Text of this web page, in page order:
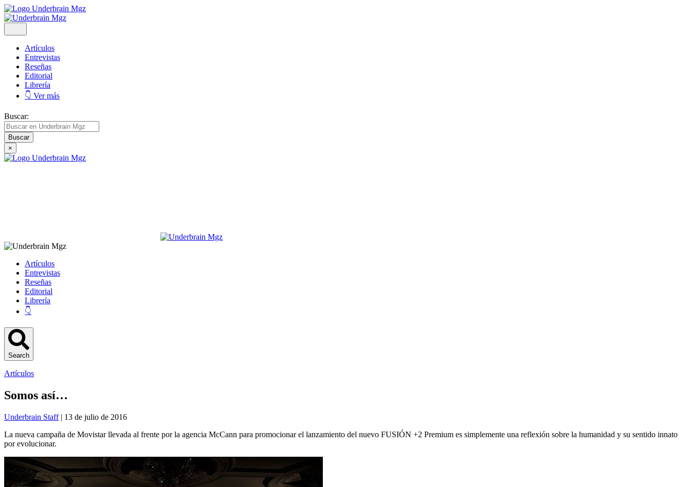
Artículos
Entrevistas
Reseñas
Editorial
Librería
👇 Ver más
Buscar:
×
Artículos
Entrevistas
Reseñas
Editorial
Librería
👇
Search
Artículos
Somos así…
Underbrain Staff| 13 de julio de 2016
La nueva campaña de Movistar llevada al frente por la agencia McCann para promocionar el lanzamiento del nuevo FUSIÓN +2 Premium es simplemente una reflexión sobre la humanidad y su sentido innato
por evolucionar.